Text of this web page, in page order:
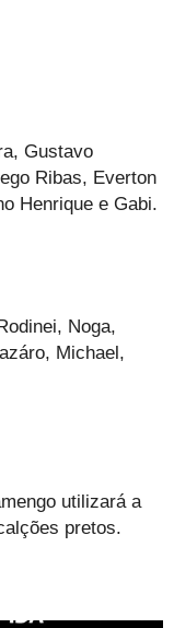
Gustavo
Ribas, Everton
Henrique e Gabi.
Noga,
Michael,
utilizará a
pretos.